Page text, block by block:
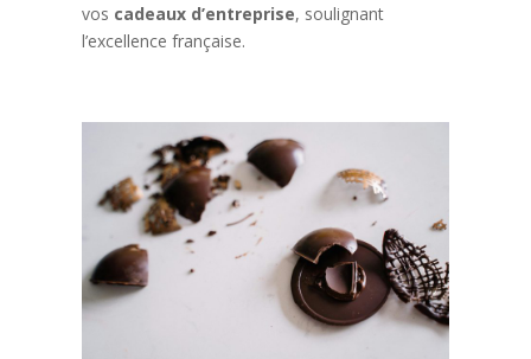
vos cadeaux d’entreprise, soulignant
l’excellence française.